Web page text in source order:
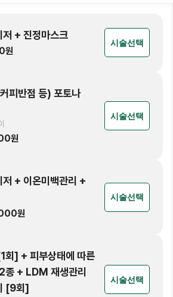
저 + 진정마스크
원
시술선택
피반점 등) 포토나
원
시술선택
저 + 이온미백관리 +
원
시술선택
회] + 피부상태에 따른
종 + LDM 재생관리
[9회]
시술선택